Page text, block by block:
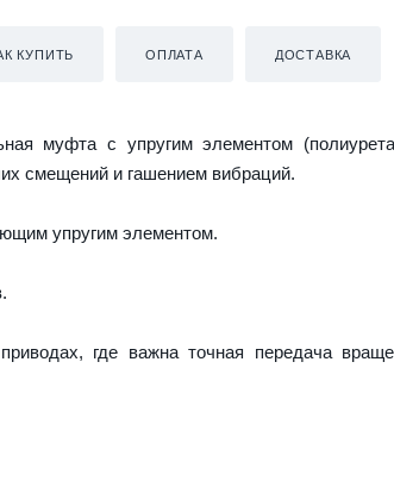
КУПИТЬ ОПЛАТА ДОСТАВКА
муфта с упругим элементом
смещений и гашением вибраций.
упругим элементом.
где важна точная передача